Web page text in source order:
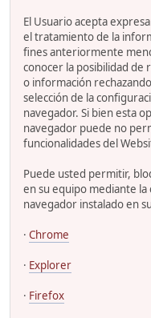
El Usuario acepta
el tratamiento de la
fines anteriormente
conocer la posibilidad de
o información
selección de la
navegador. Si bien esta
navegador puede no
funcionalidades del
Puede usted permitir,
en su equipo mediante
navegador instalado en
· Chrome
· Explorer
· Firefox